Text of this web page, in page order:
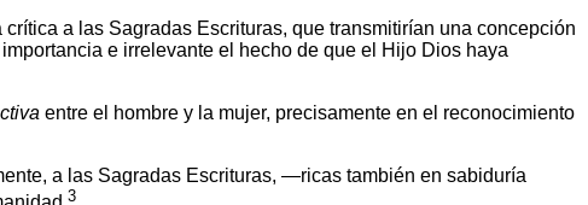
a las Sagradas Escrituras, que transmitirían una concepción
e irrelevante el hecho de que el Hijo Dios haya
entre el hombre y la mujer, precisamente en el reconocimiento
a las Sagradas Escrituras, —ricas también en sabiduría
3